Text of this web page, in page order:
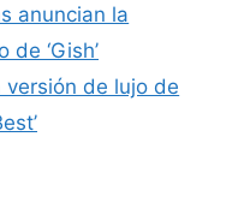
anuncian la
‘Gish’
de lujo de